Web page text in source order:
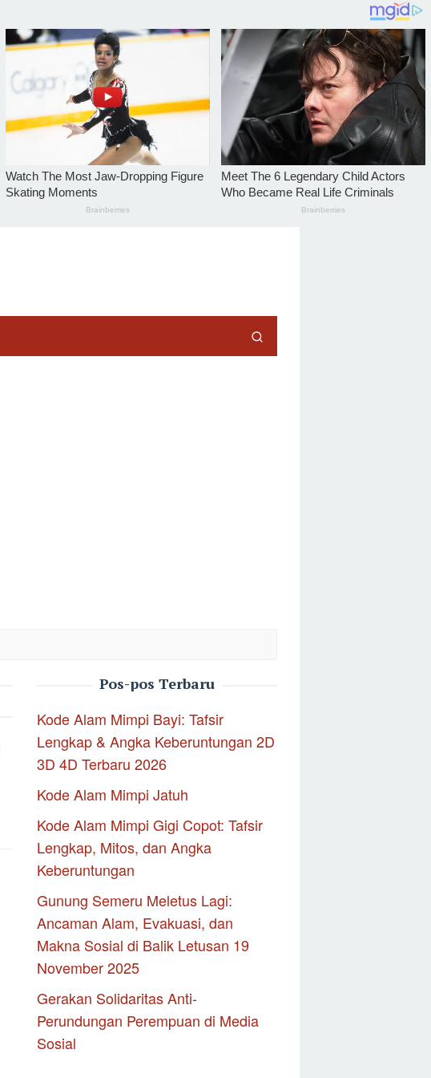
tutup
Pos-pos Terbaru
Kode Alam Mimpi Bayi: Tafsir
Lengkap & Angka Keberuntungan 2D
3D 4D Terbaru 2026
Kode Alam Mimpi Jatuh
Kode Alam Mimpi Gigi Copot: Tafsir
Lengkap, Mitos, dan Angka
Keberuntungan
Gunung Semeru Meletus Lagi:
Ancaman Alam, Evakuasi, dan
Makna Sosial di Balik Letusan 19
November 2025
Gerakan Solidaritas Anti-
Perundungan Perempuan di Media
Sosial